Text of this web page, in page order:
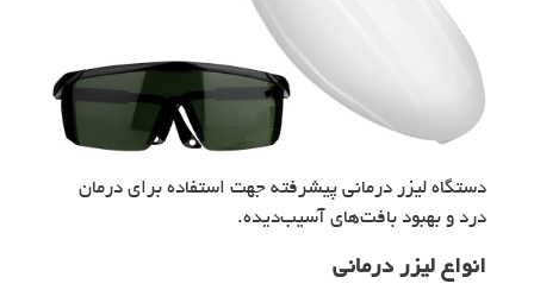
دستگاه لیزر درمانی پیشرفته جهت استفاده برای درمان
درد و بهبود بافت‌های آسیب‌دیده.
انواع لیزر درمانی